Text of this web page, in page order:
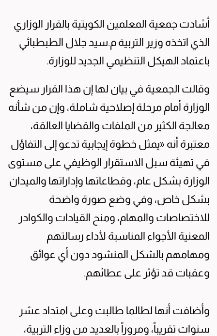
أشادت جمعية المعلمين الكويتية بالقرار الوزاري
الذي اتخذه وزير التربية م.سيد جلال الطبطبائي
باعتماد الهيكل التنظيمي الجديد للوزارة.
وقالت الجمعية في بيان لها إن هذا القرار سيضع
الوزارة أمام مرحلة إصلاحية شاملة، وإن من شأنه
معالجة الكثير من الملفات والقضايا العالقة،
معتبرة أنه «يمثل خطوة إيجابية تدعو إلى التفاؤل
في تهيئة سبل الاستقرار الوظيفي على مستوى
الوزارة بشكل عام، وقطاعاتها وإداراتها والميدان
بشكل خاص، وفي وضع صورة واضحة
للاختصاصات والمهام، ومنح القيادات والكوادر
المعنية الأجواء المناسبة لأداء رسالتهم
ومهامهم بالشكل المنشود دون أي عوائق
وعقبات قد تؤثر على عطائهم.
وأضافت أنها لطالما طالبت وعلى امتداد عشر
سنوات تقريباً، ومروراً بالعديد من وزاء التربية،